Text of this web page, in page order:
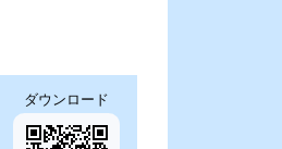
ダウンロード